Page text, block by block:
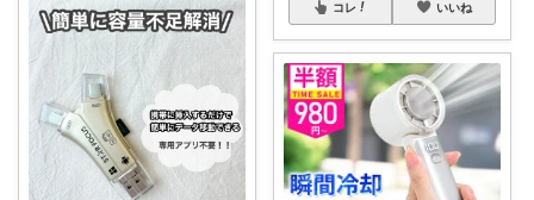
コレ いいね